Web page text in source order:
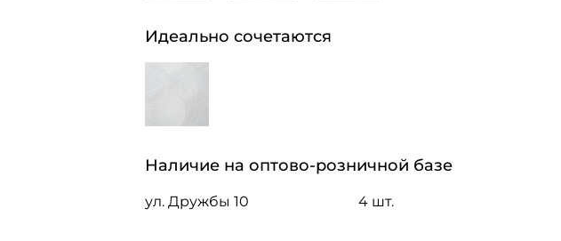
Идеально сочетаются
Наличие на оптово-розничной базе
ул. Дружбы 10 4 шт.